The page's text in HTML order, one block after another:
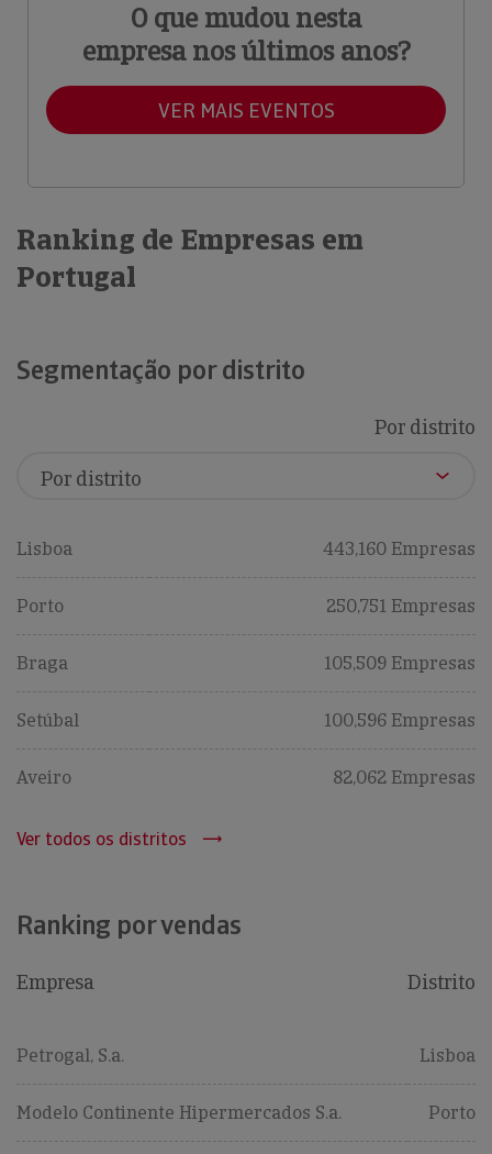
O que mudou nesta
empresa nos últimos anos?
VER MAIS EVENTOS
Ranking de Empresas em
Portugal
Segmentação por distrito
Por distrito
Lisboa 443,160 Empresas
Porto 250,751 Empresas
Braga 105,509 Empresas
Setúbal 100,596 Empresas
Aveiro 82,062 Empresas
Ver todos os distritos
Ranking por vendas
Empresa Distrito
Petrogal, S.a. Lisboa
Modelo Continente Hipermercados S.a. Porto